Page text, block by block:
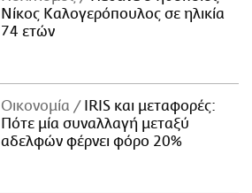
Νίκος Καλογερόπουλος σε ηλικία
74 ετών
Οικονομία
IRIS και μεταφορές:
Πότε μία συναλλαγή μεταξύ
αδελφών φέρνει φόρο 20%